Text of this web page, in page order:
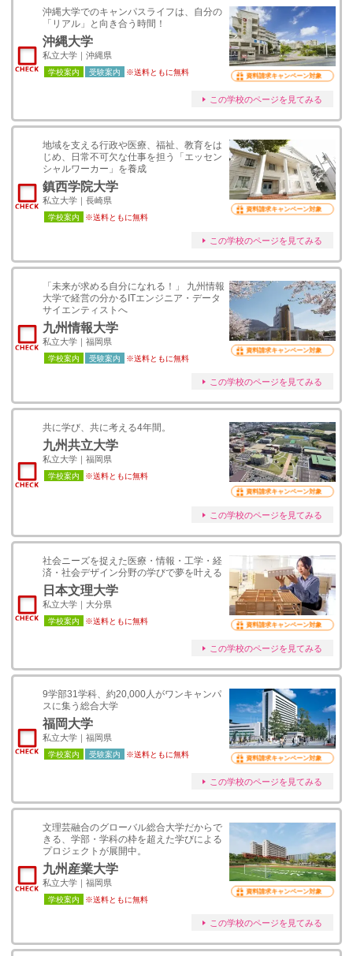
沖縄大学でのキャンパスライフは、自分の
「リアル」と向き合う時間！
沖縄大学
私立大学｜沖縄県
学校案内 受験案内 ※送料ともに無料 資料請求キャンペーン対象
この学校のページを見てみる
地域を支える行政や医療、福祉、教育をは
じめ、日常不可欠な仕事を担う「エッセン
シャルワーカー」を養成
鎮西学院大学
私立大学｜長崎県
学校案内 ※送料ともに無料
資料請求キャンペーン対象
この学校のページを見てみる
「未来が求める自分になれる！」 九州情報
大学で経営の分かるITエンジニア・データ
サイエンティストへ
九州情報大学
私立大学｜福岡県
学校案内 受験案内 ※送料ともに無料
資料請求キャンペーン対象
この学校のページを見てみる
共に学び、共に考える4年間。
九州共立大学
私立大学｜福岡県
学校案内 ※送料ともに無料
資料請求キャンペーン対象
この学校のページを見てみる
社会ニーズを捉えた医療・情報・工学・経
済・社会デザイン分野の学びで夢を叶える
日本文理大学
私立大学｜大分県
学校案内 ※送料ともに無料 資料請求キャンペーン対象
この学校のページを見てみる
9学部31学科、約20,000人がワンキャンパ
スに集う総合大学
福岡大学
私立大学｜福岡県
学校案内 受験案内 ※送料ともに無料 資料請求キャンペーン対象
この学校のページを見てみる
文理芸融合のグローバル総合大学だからで
きる、学部・学科の枠を超えた学びによる
プロジェクトが展開中。
九州産業大学
私立大学｜福岡県
学校案内 ※送料ともに無料
資料請求キャンペーン対象
この学校のページを見てみる